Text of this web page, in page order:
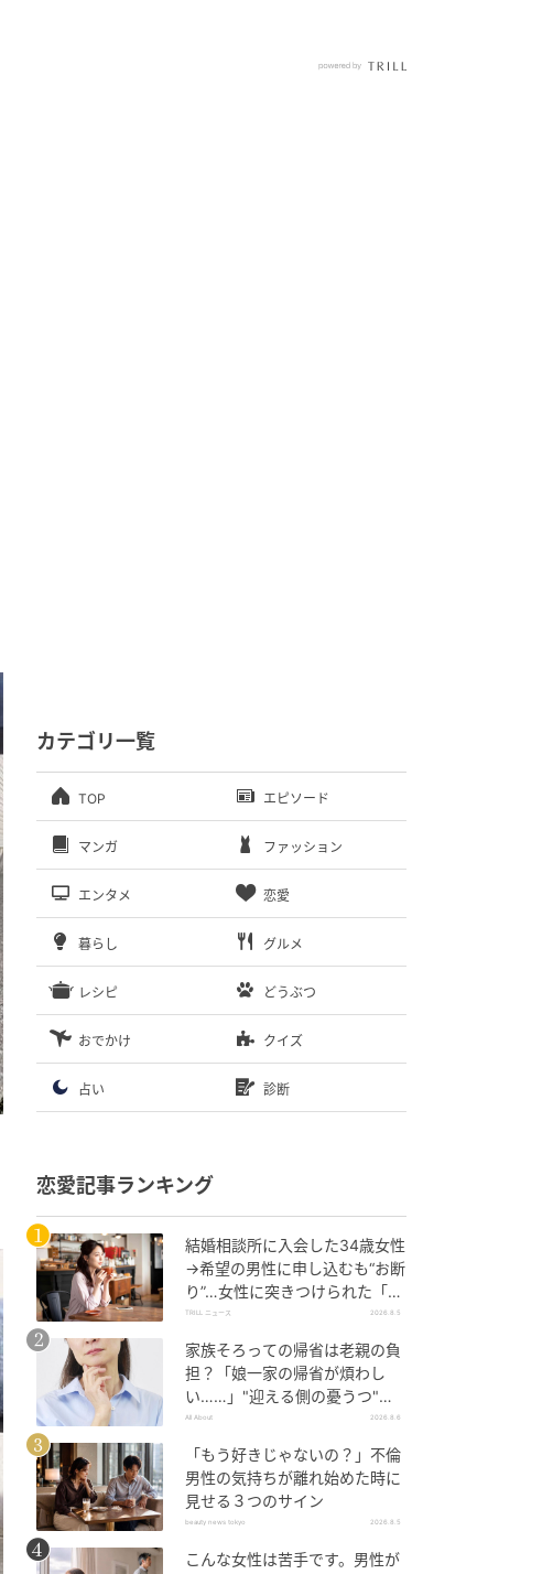
カテゴリ一覧
TOP エピソード
マンガ ファッション
エンタメ 恋愛
暮らし グルメ
レシピ どうぶつ
おでかけ クイズ
占い 診断
恋愛記事ランキング
結婚相談所に入会した34歳女性
→希望の男性に申し込むも“お断
り”…女性に突きつけられた「高
望み」以上の残酷な原因とは？
TRILL ニュース 2026.8.5
家族そろっての帰省は老親の負
担？「娘一家の帰省が煩わし
い……」"迎える側の憂うつ"の
正体と対処法
All About 2026.8.6
「もう好きじゃないの？」不倫
男性の気持ちが離れ始めた時に
見せる３つのサイン
beauty news tokyo 2026.8.5
こんな女性は苦手です。男性が